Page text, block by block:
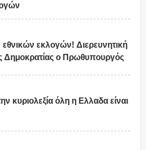
εκλογών! Διερευνητική
Δημοκρατίας ο Πρωθυπουργός
κυριολεξία όλη η Ελλαδα είναι